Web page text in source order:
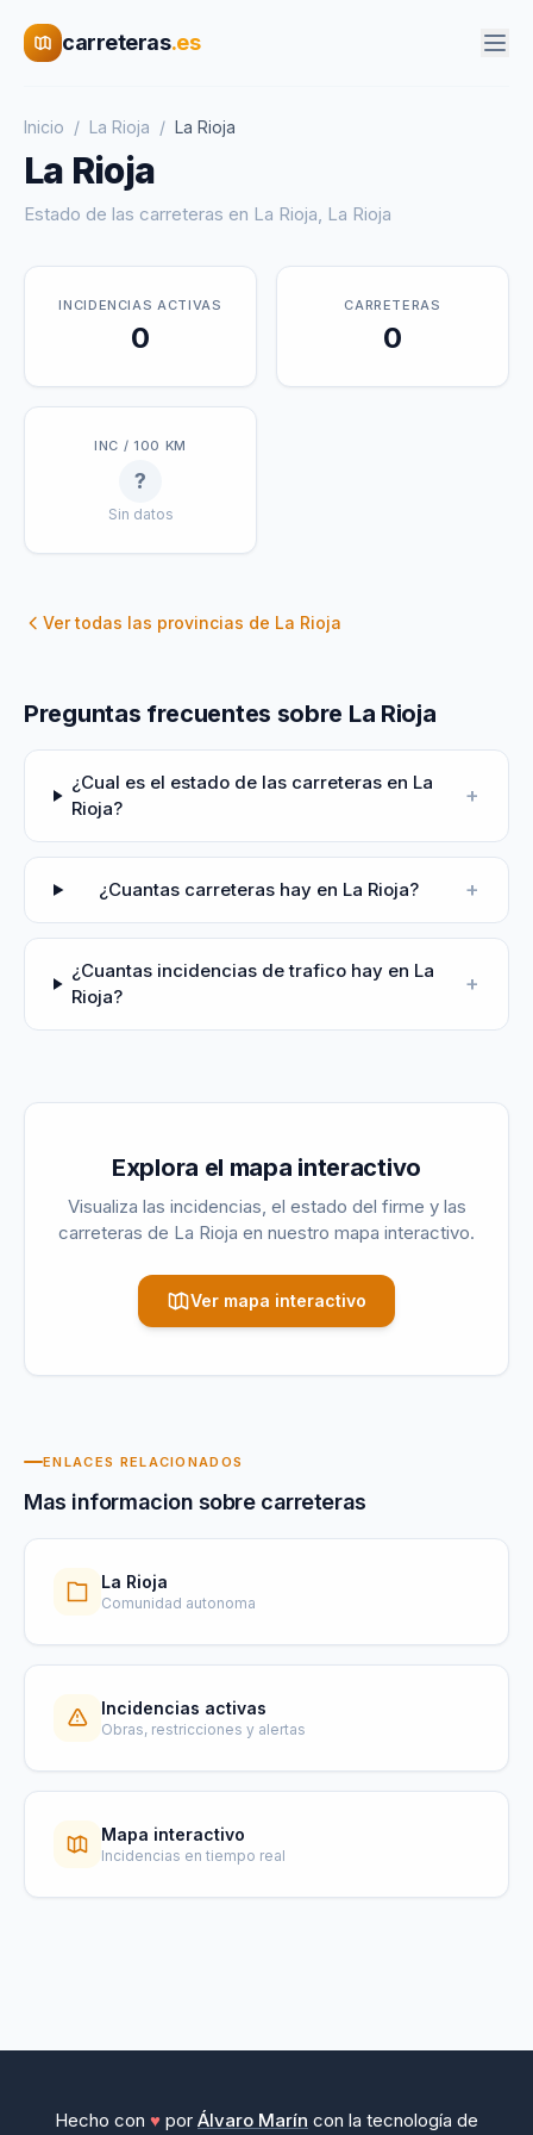
carreteras.es
Inicio / La Rioja / La Rioja
La Rioja
Estado de las carreteras en La Rioja, La Rioja
INCIDENCIAS ACTIVAS
0
CARRETERAS
0
INC / 100 KM
?
Sin datos
Ver todas las provincias de La Rioja
Preguntas frecuentes sobre La Rioja
¿Cual es el estado de las carreteras en La
Rioja?
+
¿Cuantas carreteras hay en La Rioja? +
¿Cuantas incidencias de trafico hay en La
Rioja?
+
Explora el mapa interactivo
Visualiza las incidencias, el estado del firme y las
carreteras de La Rioja en nuestro mapa interactivo.
Ver mapa interactivo
ENLACES RELACIONADOS
Mas informacion sobre carreteras
La Rioja
Comunidad autonoma
Incidencias activas
Obras, restricciones y alertas
Mapa interactivo
Incidencias en tiempo real
Hecho con ♥ por Álvaro Marín con la tecnología de